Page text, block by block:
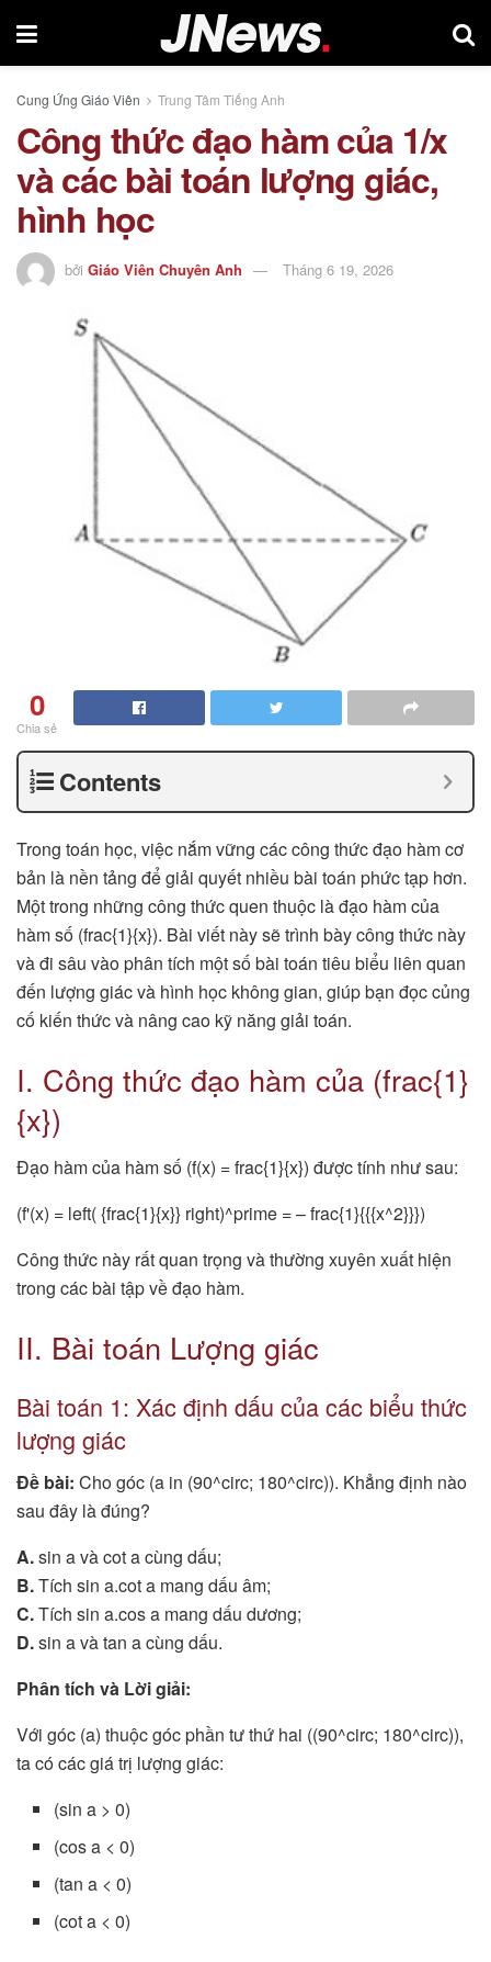
Cung Ứng Giáo Viên Trung Tâm Tiếng Anh
Công thức đạo hàm của 1/x
và các bài toán lượng giác,
hình học
bởi Giáo Viên Chuyên Anh Tháng 6 19, 2026
0
Chia sẻ
Contents
Trong toán học, việc nắm vững các công thức đạo hàm cơ
bản là nền tảng để giải quyết nhiều bài toán phức tạp hơn.
Một trong những công thức quen thuộc là đạo hàm của
hàm số (frac{1}{x}). Bài viết này sẽ trình bày công thức này
và đi sâu vào phân tích một số bài toán tiêu biểu liên quan
đến lượng giác và hình học không gian, giúp bạn đọc củng
cố kiến thức và nâng cao kỹ năng giải toán.
I. Công thức đạo hàm của (frac{1}
{x})
Đạo hàm của hàm số (f(x) = frac{1}{x}) được tính như sau:
(f'(x) = left( {frac{1}{x}} right)^prime = – frac{1}{{{x^2}}})
Công thức này rất quan trọng và thường xuyên xuất hiện
trong các bài tập về đạo hàm.
II. Bài toán Lượng giác
Bài toán 1: Xác định dấu của các biểu thức
lượng giác
Đề bài: Cho góc (a in (90^circ; 180^circ)). Khẳng định nào
sau đây là đúng?
A.sin a và cot a cùng dấu;
B.Tích sin a.cot a mang dấu âm;
C.Tích sin a.cos a mang dấu dương;
D.sin a và tan a cùng dấu.
Phân tích và Lời giải:
Với góc (a) thuộc góc phần tư thứ hai ((90^circ; 180^circ)),
ta có các giá trị lượng giác:
(sin a > 0)
(cos a < 0)
(tan a < 0)
(cot a < 0)